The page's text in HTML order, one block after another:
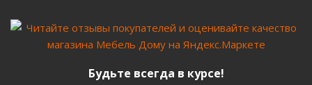
Будьте всегда в курсе!